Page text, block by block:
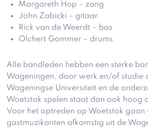
Margareth Hop – zang
John Zabicki – gitaar
Rick van de Weerdt – bas
Olchert Gommer – drums
Alle bandleden hebben een sterke
Wageningen, door werk en/of studie
Wageningse Universiteit en de
Woetstok spelen staat dan ook hoog
Voor het optreden op Woetstok gaan
gastmuzikanten afkomstig uit de